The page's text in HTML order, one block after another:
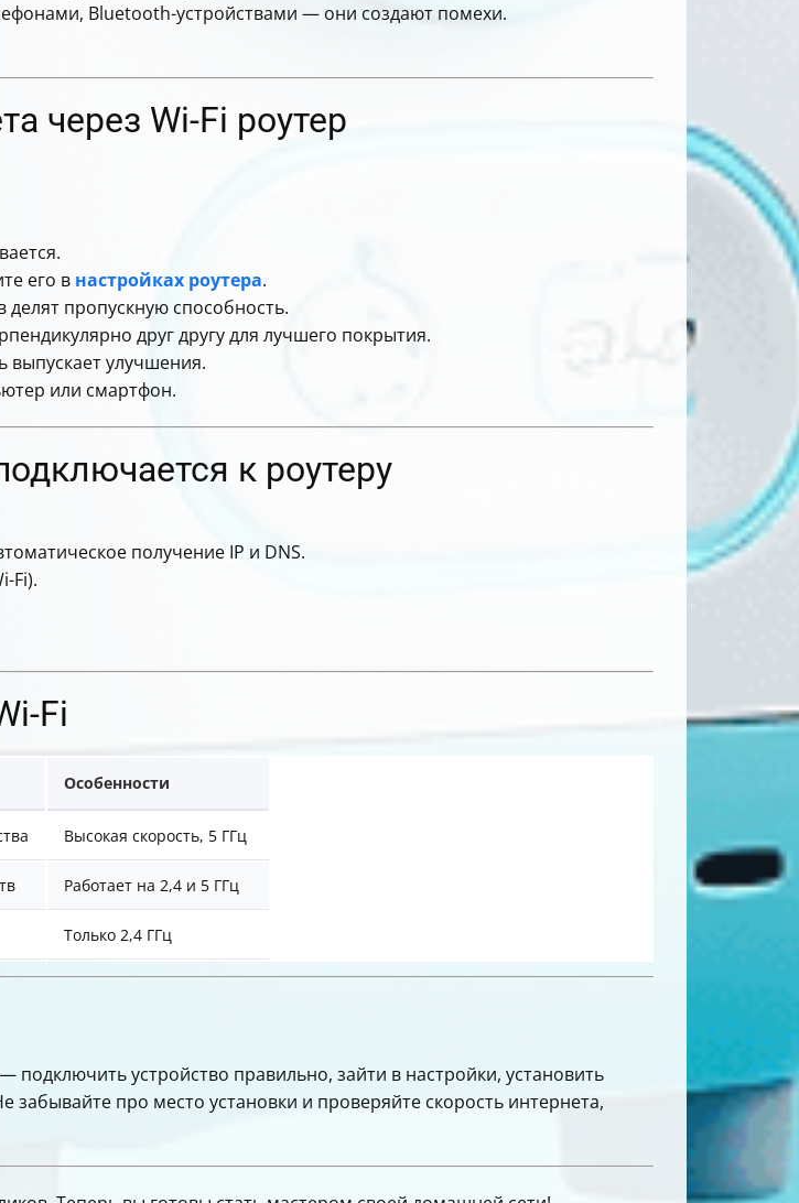
Bluetooth-устройствами — они создают помехи.
через Wi-Fi роутер
его в настройках роутера.
пропускную способность.
друг другу для лучшего покрытия.
выпускает улучшения.
или смартфон.
к роутеру
получение IP и DNS.
Fi).
Fi
Особенности
Высокая скорость, 5 ГГц
Работает на 2,4 и 5 ГГц
Только 2,4 ГГц
устройство правильно, зайти в настройки, установить
про место установки и проверяйте скорость интернета,